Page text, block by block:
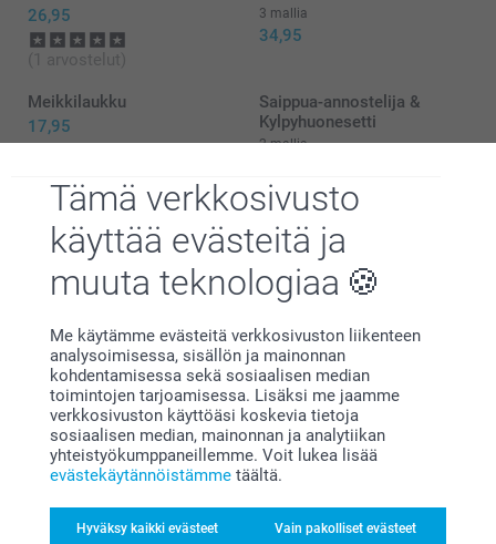
Tämä verkkosivusto
käyttää evästeitä ja
muuta teknologiaa
Me käytämme evästeitä verkkosivuston liikenteen
analysoimisessa, sisällön ja mainonnan
kohdentamisessa sekä sosiaalisen median
toimintojen tarjoamisessa. Lisäksi me jaamme
verkkosivuston käyttöäsi koskevia tietoja
sosiaalisen median, mainonnan ja analytiikan
yhteistyökumppaneillemme. Voit lukea lisää
evästekäytännöistämme täältä.
Hyväksy kaikki evästeet Vain pakolliset evästeet
toilettilaukku oli juuri toiveidesi mukainen. 👍🏻
Lämpimin terveisin,
Miia @smartphoto
26,95
(1 arvostelut)
3 mallia
34,95
Meikkilaukku
17,95
Saippua-annostelija &
Kylpyhuonesetti
2 mallia
Miksismartphoto?
Tyytyväisyystakuu